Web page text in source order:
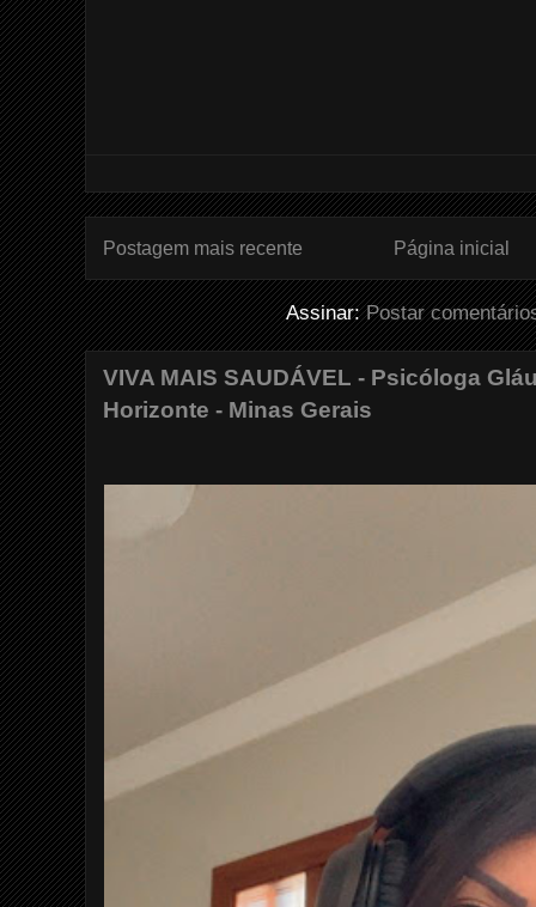
Postagem mais recente Página inicial
Assinar:Postar
VIVA MAIS SAUDÁVEL - Psicóloga
Horizonte - Minas Gerais